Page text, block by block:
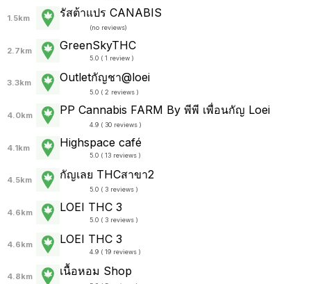
1.5km รัสต้าแปร CANABIS
(no reviews)
2.7km GreenSkyTHC
5.0 ( 1 review )
3.3km Outletกัญชา@loei
5.0 ( 2 reviews )
4.0km PP Cannabis FARM By พีพี เพื่อนกัญ Loei
4.9 ( 30 reviews )
4.1km Highspace café
5.0 ( 13 reviews )
4.5km กัญเลย THCสาขา2
5.0 ( 3 reviews )
4.6km LOEI THC 3
5.0 ( 3 reviews )
4.6km LOEI THC 3
4.9 ( 19 reviews )
4.8km เนื้อหอม Shop